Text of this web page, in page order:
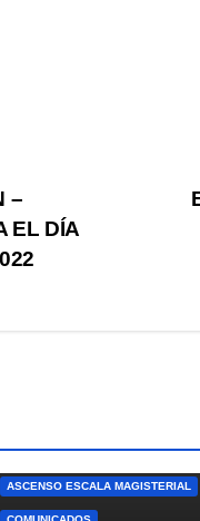
–
EL DÍA
ADMINISTRACIÓN
ASCENSO ESCALA MAGISTERIAL